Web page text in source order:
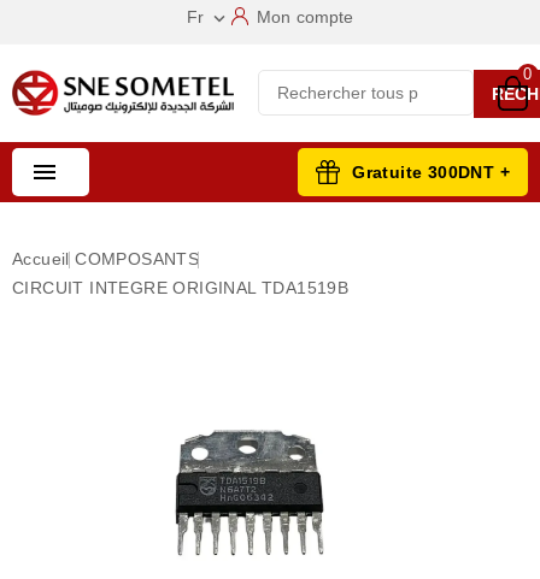
Fr  Mon compte
0
 Gratuite 300DNT +
Accueil COMPOSANTS
CIRCUIT INTEGRE ORIGINAL TDA1519B